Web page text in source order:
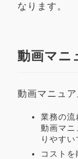
なります。
動画マニ
動画マニュ
業務の流
動画マニ
りやす
コストを